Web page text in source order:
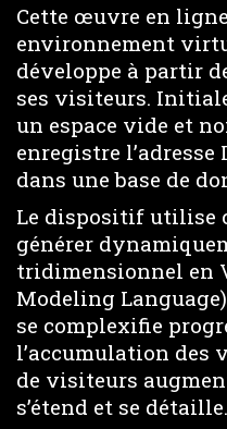
Cette œuvre en
environnement
développe à partir
ses visiteurs.
un espace vide et
enregistre
dans une base de
Le dispositif utilise
générer
tridimensionnel en
Modeling
se complexifie
l’accumulation des
de visiteurs
s’étend et se détaille.